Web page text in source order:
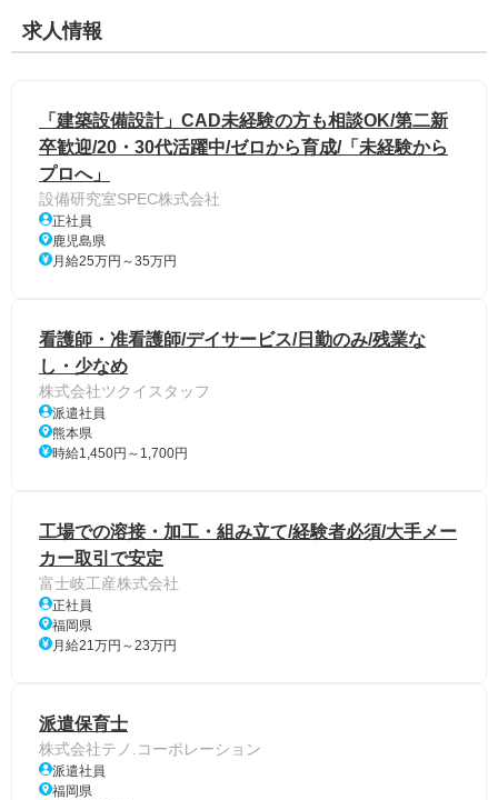
求人情報
「建築設備設計」CAD未経験の方も相談OK/第二新
卒歓迎/20・30代活躍中/ゼロから育成/「未経験から
プロへ」
設備研究室SPEC株式会社
正社員
鹿児島県
月給25万円～35万円
看護師・准看護師/デイサービス/日勤のみ/残業な
し・少なめ
株式会社ツクイスタッフ
派遣社員
熊本県
時給1,450円～1,700円
工場での溶接・加工・組み立て/経験者必須/大手メー
カー取引で安定
富士岐工産株式会社
正社員
福岡県
月給21万円～23万円
派遣保育士
株式会社テノ.コーポレーション
派遣社員
福岡県